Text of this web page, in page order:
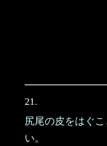
21.
尻尾の皮をはぐ
い。